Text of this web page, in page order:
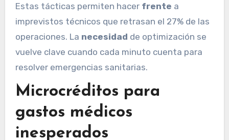
Estas tácticas permiten hacer frente a
imprevistos técnicos que retrasan el 27% de las
operaciones. La necesidad de optimización se
vuelve clave cuando cada minuto cuenta para
resolver emergencias sanitarias.
Microcréditos para
gastos médicos
inesperados